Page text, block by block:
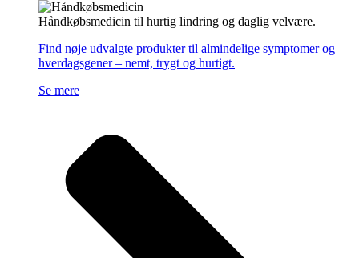
Håndkøbsmedicin til hurtig lindring og daglig velvære.
Find nøje udvalgte produkter til almindelige symptomer og
hverdagsgener – nemt, trygt og hurtigt.
Se mere